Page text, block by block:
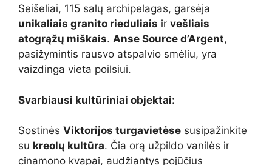
Seišeliai, 115 salų archipelagas, garsėja
unikaliais granito rieduliais ir vešliais
atogrąžų miškais. Anse Source d’Argent,
pasižymintis rausvo atspalvio smėliu, yra
vaizdinga vieta poilsiui.
Svarbiausi kultūriniai objektai:
Sostinės Viktorijos turgavietėse susipažinkite
su kreolų kultūra. Čia orą užpildo vanilės ir
cinamono kvapai, audžiantys pojūčius